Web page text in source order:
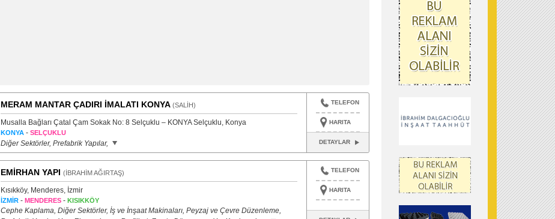
MERAM MANTAR ÇADIRI İMALATI KONYA (SALİH)
Musalla Bağları Çatal Çam Sokak No: 8 Selçuklu – KONYA Selçuklu, Konya
KONYA- SELÇUKLU
Diğer Sektörler, Prefabrik Yapılar,
TELEFON
HARITA
DETAYLAR
EMİRHAN YAPI (İBRAHİM AĞIRTAŞ)
Kısıkköy, Menderes, İzmir
İZMİR- MENDERES- KISIKKÖY
Cephe Kaplama, Diğer Sektörler, İş ve İnşaat Makinaları, Peyzaj ve Çevre Düzenleme,
TELEFON
HARITA